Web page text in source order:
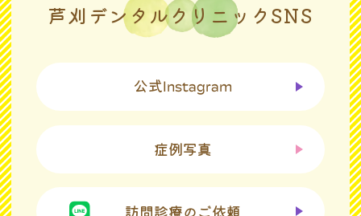
芦刈デンタルクリニックSNS
公式 Instagram
症例写真
訪問診療のご依頼